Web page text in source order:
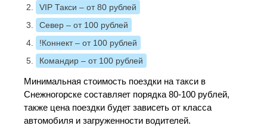
VIP Такси – от 80 рублей
Север – от 100 рублей
!Коннект– от 100 рублей
Командир – от 100 рублей
Минимальная стоимость поездки на такси в
Снежногорске составляет порядка 80-100 рублей,
также цена поездки будет зависеть от класса
автомобиля и загруженности водителей.